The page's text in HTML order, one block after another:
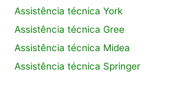
Assistência técnica York
Assistência técnica Gree
Assistência técnica Midea
Assistência técnica Springer